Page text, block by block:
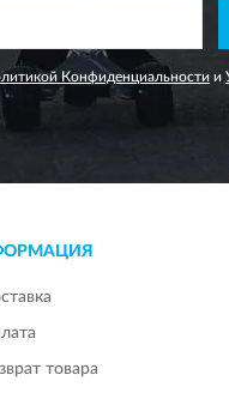
Конфиденциальности и
товара